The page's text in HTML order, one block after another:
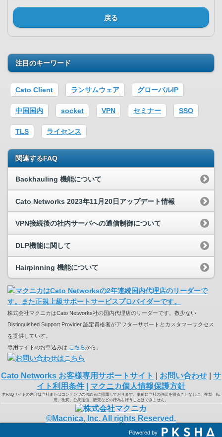
戻る
注目のキーワード
Cato Client ランサムウェア グローバルIP
中国国内 socket VPN セミナー SSO
TLS ライセンス
関連するFAQ
Backhauling 機能について
Cato Networks 2023年11月20日アップデート情報
VPN接続後の社内サーバへの通信制御について
DLP機能に関して
Hairpinning 機能について
株式会社マクニカはCato Networks社の国内代理店のリーダーです。数少ない
Distinguished Support Provider 認定資格者がアフターサポートとカスタマーサクセス
を提供していす。
専用サイトのお申込みは こちらから。
Cato Networks お客様専用サポートサイト お問い合わせ
サ
イト利用条件| マクニカ個人情報保護方針
本FAQサイトの内容は当社またはコンテンツの供給者に帰属しております。事前に当社の許諾を得ることなしに、複製、転
用、改変、公衆送信、販売などの行為を行うことはできません。
©Macnica, Inc. All rights Reserved.
Powered by